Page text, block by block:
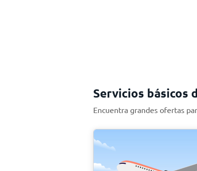
Servicios básicos
Encuentra grandes ofertas